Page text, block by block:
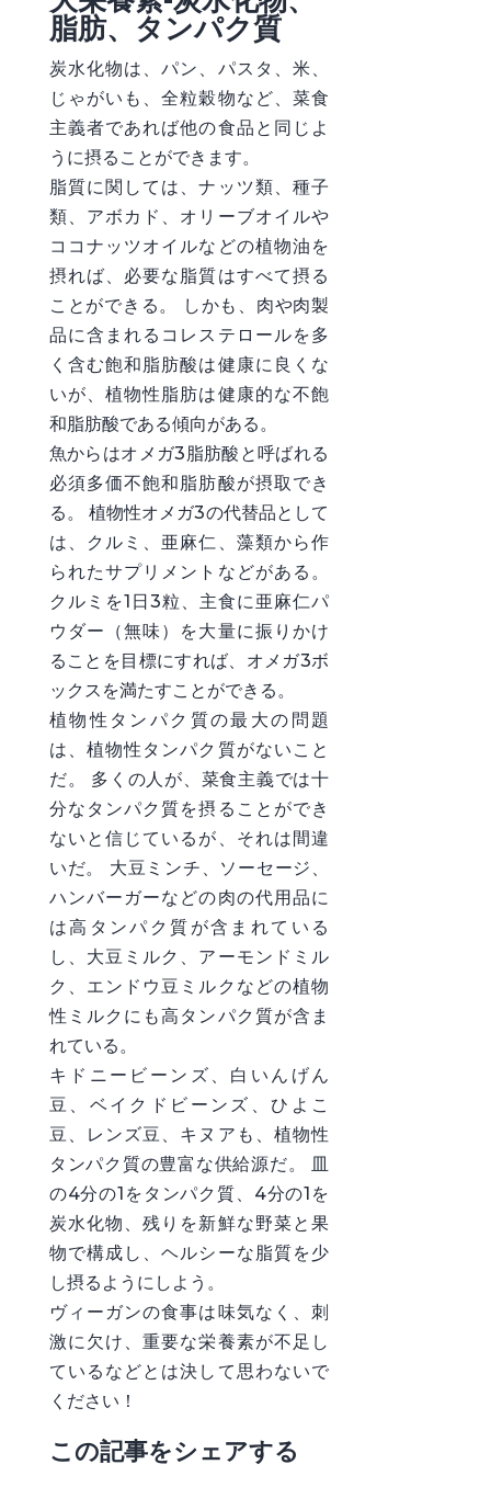
脂肪、タンパク質
炭水化物は、パン、パスタ、米、
じゃがいも、全粒穀物など、菜食
主義者であれば他の食品と同じよ
うに摂ることができます。
脂質に関しては、ナッツ類、種子
類、アボカド、オリーブオイルや
ココナッツオイルなどの植物油を
摂れば、必要な脂質はすべて摂る
ことができる。 しかも、肉や肉製
品に含まれるコレステロールを多
く含む飽和脂肪酸は健康に良くな
いが、植物性脂肪は健康的な不飽
和脂肪酸である傾向がある。
魚からはオメガ3脂肪酸と呼ばれる
必須多価不飽和脂肪酸が摂取でき
る。 植物性オメガ3の代替品として
は、クルミ、亜麻仁、藻類から作
られたサプリメントなどがある。
クルミを1日3粒、主食に亜麻仁パ
ウダー（無味）を大量に振りかけ
ることを目標にすれば、オメガ3ボ
ックスを満たすことができる。
植物性タンパク質の最大の問題
は、植物性タンパク質がないこと
だ。 多くの人が、菜食主義では十
分なタンパク質を摂ることができ
ないと信じているが、それは間違
いだ。 大豆ミンチ、ソーセージ、
ハンバーガーなどの肉の代用品に
は高タンパク質が含まれている
し、大豆ミルク、アーモンドミル
ク、エンドウ豆ミルクなどの植物
性ミルクにも高タンパク質が含ま
れている。
キドニービーンズ、白いんげん
豆、ベイクドビーンズ、ひよこ
豆、レンズ豆、キヌアも、植物性
タンパク質の豊富な供給源だ。 皿
の4分の1をタンパク質、4分の1を
炭水化物、残りを新鮮な野菜と果
物で構成し、ヘルシーな脂質を少
し摂るようにしよう。
ヴィーガンの食事は味気なく、刺
激に欠け、重要な栄養素が不足し
ているなどとは決して思わないで
ください！
この記事をシェアする